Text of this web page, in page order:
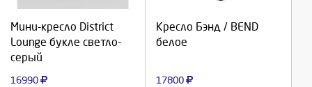
Мини-кресло District
Lounge букле светло-
серый
16990
Продолжить
Кресло Бэнд / BEND
белое
17800
Продолжить